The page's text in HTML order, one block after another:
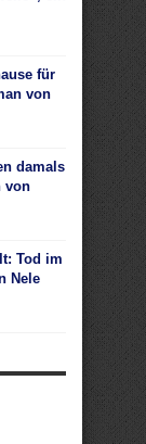
für
von
damals
von
Tod im
Nele